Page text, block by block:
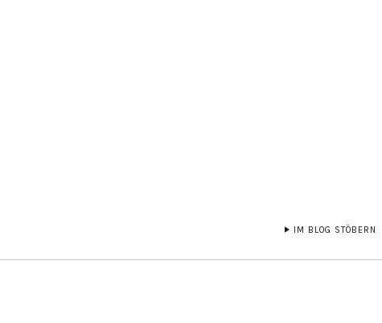
IM BLOG STÖBERN